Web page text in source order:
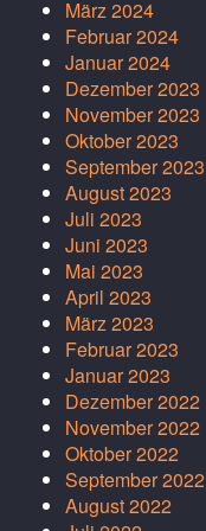
März 2024
Februar 2024
Januar 2024
Dezember 2023
November 2023
Oktober 2023
September 2023
August 2023
Juli 2023
Juni 2023
Mai 2023
April 2023
März 2023
Februar 2023
Januar 2023
Dezember 2022
November 2022
Oktober 2022
September 2022
August 2022